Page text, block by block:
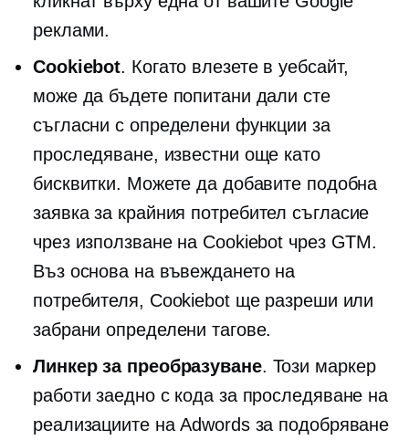
реклами.
Cookiebot. Когато влезете в уебсайт,
може да бъдете попитани дали сте
съгласни с определени функции за
проследяване, известни още като
бисквитки. Можете да добавите подобна
заявка за крайния потребител съгласие
чрез използване на Cookiebot чрез GTM.
Въз основа на въвеждането на
потребителя, Cookiebot ще разреши или
забрани определени тагове.
Линкер за преобразуване. Този маркер
работи заедно с кода за проследяване на
реализациите на Adwords за подобряване